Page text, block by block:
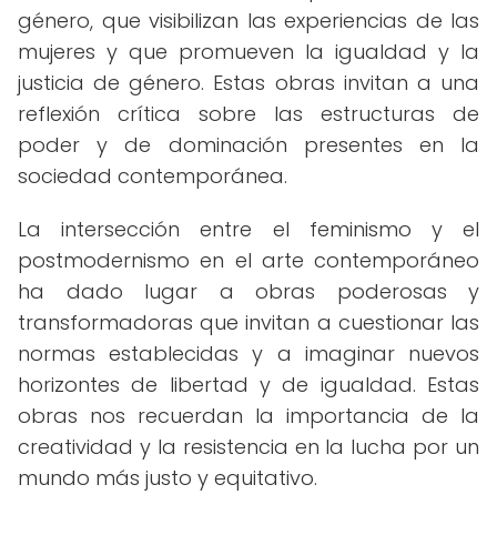
género, que visibilizan las experiencias de las
mujeres y que promueven la igualdad y la
justicia de género. Estas obras invitan a una
reflexión crítica sobre las estructuras de
poder y de dominación presentes en la
sociedad contemporánea.
La intersección entre el feminismo y el
postmodernismo en el arte contemporáneo
ha dado lugar a obras poderosas y
transformadoras que invitan a cuestionar las
normas establecidas y a imaginar nuevos
horizontes de libertad y de igualdad. Estas
obras nos recuerdan la importancia de la
creatividad y la resistencia en la lucha por un
mundo más justo y equitativo.